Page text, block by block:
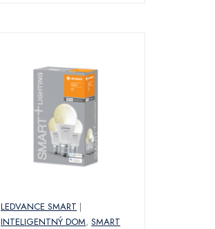
LEDVANCE SMART |
INTELIGENTNÝ DOM, SMART